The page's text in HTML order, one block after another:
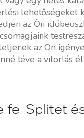
lehetőségeket
az Ön
az Ön
téve a vitorlás
fel Splitet